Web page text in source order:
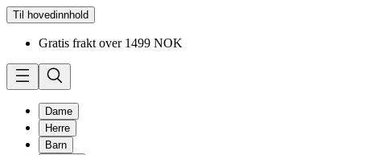
Til hovedinnhold
Gratis frakt over 1499 NOK
Dame
Herre
Barn